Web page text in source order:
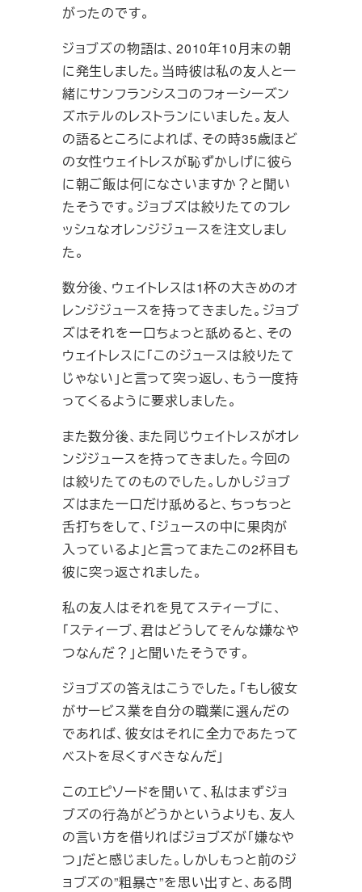
がったのです。
ジョブズの物語は、2010年10月末の朝
に発生しました。当時彼は私の友人と一
緒にサンフランシスコのフォーシーズン
ズホテルのレストランにいました。友人
の語るところによれば、その時35歳ほど
の女性ウェイトレスが恥ずかしげに彼ら
に朝ご飯は何になさいますか？と聞い
たそうです。ジョブズは絞りたてのフレ
ッシュなオレンジジュースを注文しまし
た。
数分後、ウェイトレスは1杯の大きめのオ
レンジジュースを持ってきました。ジョブ
ズはそれを一口ちょっと舐めると、その
ウェイトレスに「このジュースは絞りたて
じゃない」と言って突っ返し、もう一度持
ってくるように要求しました。
また数分後、また同じウェイトレスがオレ
ンジジュースを持ってきました。今回の
は絞りたてのものでした。しかしジョブ
ズはまた一口だけ舐めると、ちっちっと
舌打ちをして、「ジュースの中に果肉が
入っているよ」と言ってまたこの2杯目も
彼に突っ返されました。
私の友人はそれを見てスティーブに、
「スティーブ、君はどうしてそんな嫌なや
つなんだ？」と聞いたそうです。
ジョブズの答えはこうでした。「もし彼女
がサービス業を自分の職業に選んだの
であれば、彼女はそれに全力であたって
ベストを尽くすべきなんだ」
このエピソードを聞いて、私はまずジョ
ブズの行為がどうかというよりも、友人
の言い方を借りればジョブズが「嫌なや
つ」だと感じました。しかしもっと前のジ
ョブズの”粗暴さ”を思い出すと、ある問